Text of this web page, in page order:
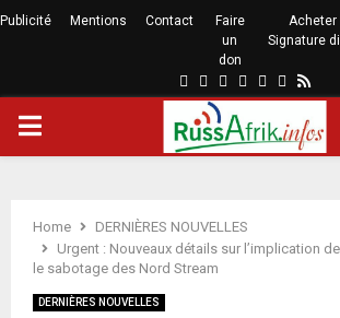
Publicité Mentions Contact
Faire
un
don
Acheter
Signature
Home
DERNIÈRES NOUVELLES
Urgent : Nouveaux détails sur l’implication
le sabotage des Nord Stream
DERNIÈRES NOUVELLES